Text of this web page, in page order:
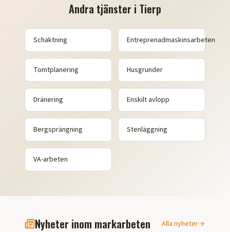
Andra tjänster i Tierp
Schaktning Entreprenadmaskinsarbeten
Tomtplanering Husgrunder
Dränering Enskilt avlopp
Bergsprängning Stenläggning
VA-arbeten
Nyheter inom markarbeten Alla nyheter